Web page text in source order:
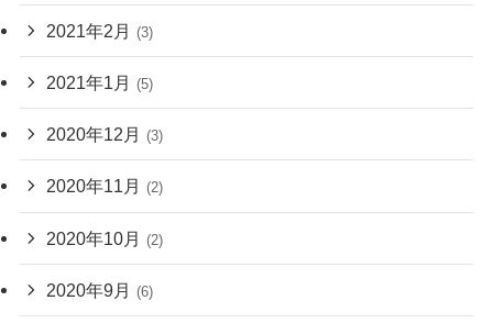
2021年2月 (3)
2021年1月 (5)
2020年12月 (3)
2020年11月 (2)
2020年10月 (2)
2020年9月 (6)